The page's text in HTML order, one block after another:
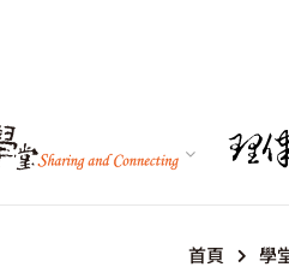
首頁 學